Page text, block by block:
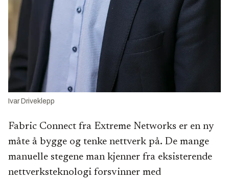
Ivar Driveklepp
Fabric Connect fra Extreme Networks er en ny
måte å bygge og tenke nettverk på. De mange
manuelle stegene man kjenner fra eksisterende
nettverksteknologi forsvinner med